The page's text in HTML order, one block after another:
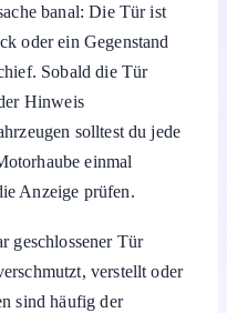
banal: Die Tür ist
oder ein Gegenstand
Sobald die Tür
Hinweis
solltest du jede
einmal
Anzeige prüfen.
geschlossener Tür
verstellt oder
sind häufig der